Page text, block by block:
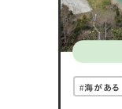
海がある